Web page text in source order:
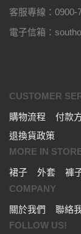
客服專線：0900-
電子信箱：
CUSTOMER
購物流程
付款
退換貨政策
MORE IN
裙子
外套 褲
COMPANY
關於我們
聯絡
FOLLOW US!